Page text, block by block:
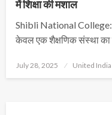
में शिक्षा की मशाल
Shibli National
केवल एक शैक्षणिक संस्था का
Posted
July 28, 2025 United